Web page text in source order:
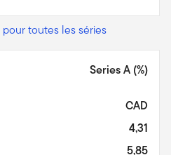
toutes les séries
Series A (%)
CAD
4,31
5,85